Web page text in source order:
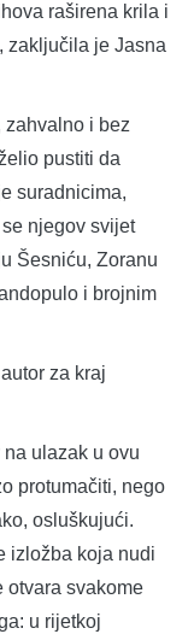
raširena krila i
zaključila je Jasna
zahvalno i bez
pustiti da
suradnicima,
njegov svijet
Šesniću, Zoranu
i brojnim
za kraj
ulazak u ovu
protumačiti, nego
osluškujući.
koja nudi
otvara svakome
u rijetkoj